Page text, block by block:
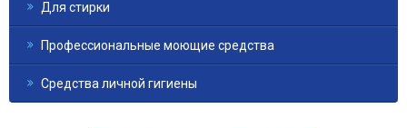
Для стирки
Профессиональные моющие средства
Средства личной гигиены